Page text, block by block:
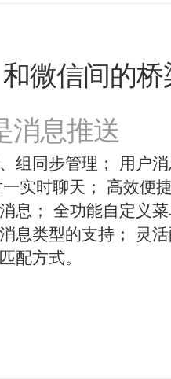
微信间的桥
消息推送
组同步管理； 用户
实时聊天； 高效便
息； 全功能自定义
息类型的支持； 灵
配方式。